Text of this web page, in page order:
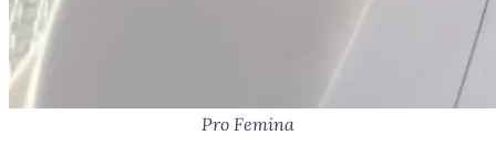
Pro Femina